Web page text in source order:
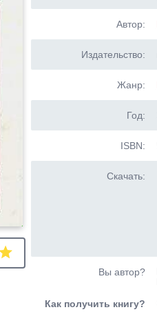
Автор:
Издательство:
Жанр:
Год:
ISBN:
Скачать:
Вы автор?
Как получить книгу?